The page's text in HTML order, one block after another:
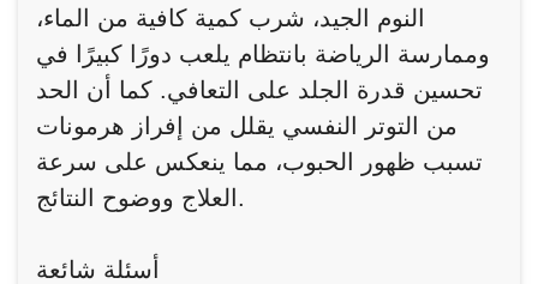
النوم الجيد، شرب كمية كافية من الماء،
وممارسة الرياضة بانتظام يلعب دورًا كبيرًا في
تحسين قدرة الجلد على التعافي. كما أن الحد
من التوتر النفسي يقلل من إفراز هرمونات
تسبب ظهور الحبوب، مما ينعكس على سرعة
العلاج ووضوح النتائج.
أسئلة شائعة